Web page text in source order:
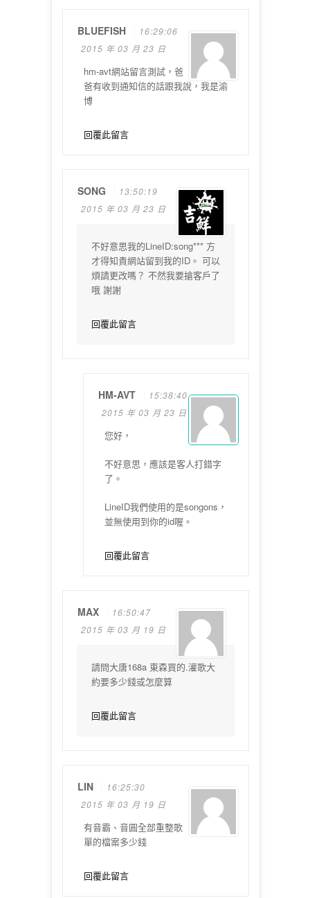
BLUEFISH
16:29:06
2015 年 03 月 23 日
hm-avt網站留言測試，爸
爸有收到通知信的話跟我說，我是渝
博
回覆此留言
SONG
13:50:19
2015 年 03 月 23 日
不好意思我的LineID:song*** 方
才得知貴網站留到我的ID。 可以
煩請更改嗎？ 不然我要搶客戶了
哦 謝謝
回覆此留言
HM-AVT
15:38:40
2015 年 03 月 23 日
您好，
不好意思， 應該是客人打錯字
了。
LineID我們使用的是songons，
並無使用到你的id喔。
回覆此留言
MAX
16:50:47
2015 年 03 月 19 日
請問大唐168a 東森買的.灌歌大
約要多少錢或怎麼算
回覆此留言
LIN
16:25:30
2015 年 03 月 19 日
有音霸、音圓全部重整歌
單的檔案多少錢
回覆此留言